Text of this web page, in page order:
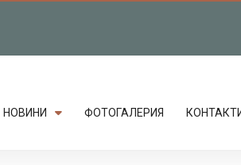
НОВИНИ ФОТОГАЛЕРИЯ